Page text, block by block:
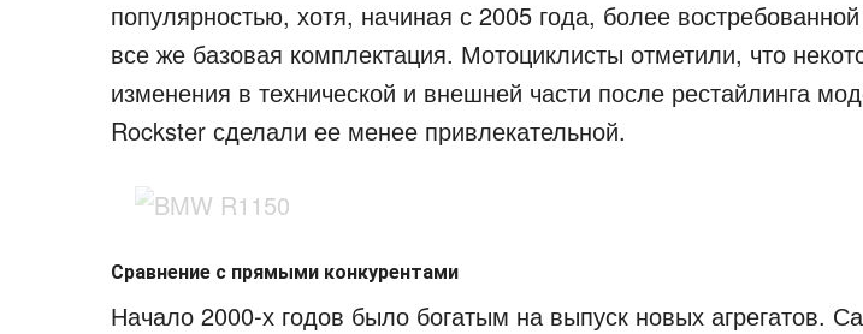
популярностью, хотя, начиная с 2005 года, более
все же базовая комплектация. Мотоциклисты отметили, что
изменения в технической и внешней части после рестайлинга
Rockster сделали ее менее привлекательной.
Сравнение с прямыми конкурентами
Начало 2000-х годов было богатым на выпуск новых агрегатов.